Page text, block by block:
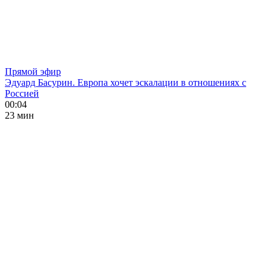
Прямой эфир
Эдуард Басурин. Европа хочет эскалации в отношениях с
Россией
00:04
23 мин